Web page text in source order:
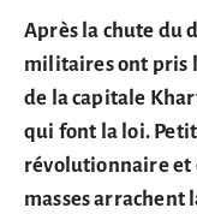
Après la chute du
militaires ont pris
de la capitale
qui font la loi.
révolutionnaire et
masses arrachent